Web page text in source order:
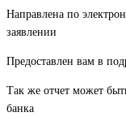
Направлена по
заявлении
Предоставлен вам в
Так же отчет может
банка